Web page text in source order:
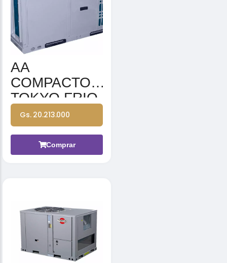
AA
COMPACTO
TOKYO FRIO
MOD TRCT-
60CWN1-R
60000BTU
380-415V 3N
Gs. 20.213.000
Comprar